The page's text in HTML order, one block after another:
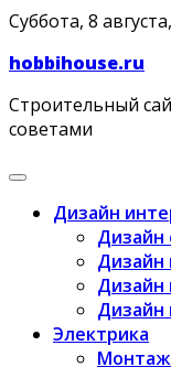
Skip
content
Суббота, 8
hobbihouse.ru
Строительный
советами
Дизайн
Дизайн
Дизайн
Дизайн
Дизайн
Электрика